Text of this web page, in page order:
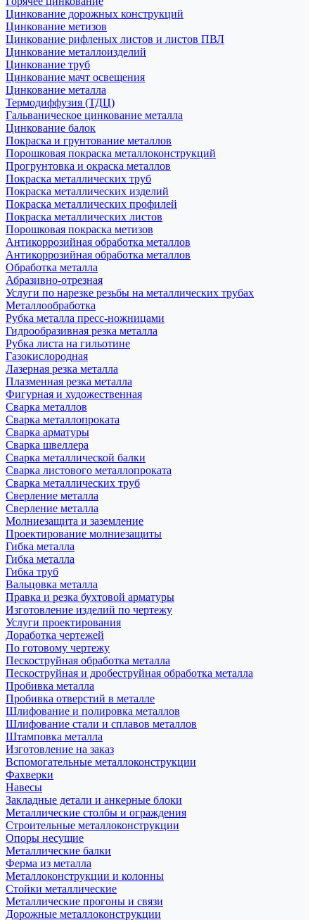
Цинкование дорожных конструкций
Цинкование метизов
Цинкование рифленых листов и листов ПВЛ
Цинкование металлоизделий
Цинкование труб
Цинкование мачт освещения
Цинкование металла
Термодиффузия (ТДЦ)
Гальваническое цинкование металла
Цинкование балок
Покраска и грунтование металлов
Порошковая покраска металлоконструкций
Прогрунтовка и окраска металлов
Покраска металлических труб
Покраска металлических изделий
Покраска металлических профилей
Покраска металлических листов
Порошковая покраска метизов
Антикоррозийная обработка металлов
Антикоррозийная обработка металлов
Обработка металла
Абразивно-отрезная
Услуги по нарезке резьбы на металлических трубах
Металлообработка
Рубка металла пресс-ножницами
Гидрообразивная резка металла
Рубка листа на гильотине
Газокислородная
Лазерная резка металла
Плазменная резка металла
Фигурная и художественная
Сварка металлов
Сварка металлопроката
Сварка арматуры
Сварка швеллера
Сварка металлической балки
Сварка листового металлопроката
Сварка металлических труб
Сверление металла
Сверление металла
Молниезащита и заземление
Проектирование молниезащиты
Гибка металла
Гибка металла
Гибка труб
Вальцовка металла
Правка и резка бухтовой арматуры
Изготовление изделий по чертежу
Услуги проектирования
Доработка чертежей
По готовому чертежу
Пескоструйная обработка металла
Пескоструйная и дробеструйная обработка металла
Пробивка металла
Пробивка отверстий в металле
Шлифование и полировка металлов
Шлифование стали и сплавов металлов
Штамповка металла
Изготовление на заказ
Вспомогательные металлоконструкции
Фахверки
Навесы
Закладные детали и анкерные блоки
Металлические столбы и ограждения
Строительные металлоконструкции
Опоры несущие
Металлические балки
Ферма из металла
Металлоконструкции и колонны
Стойки металлические
Металлические прогоны и связи
Дорожные металлоконструкции